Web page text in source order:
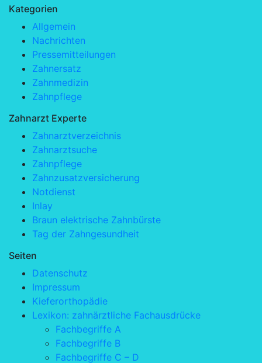
Kategorien
Allgemein
Nachrichten
Pressemitteilungen
Zahnersatz
Zahnmedizin
Zahnpflege
Zahnarzt Experte
Zahnarztverzeichnis
Zahnarztsuche
Zahnpflege
Zahnzusatzversicherung
Notdienst
Inlay
Braun elektrische Zahnbürste
Tag der Zahngesundheit
Seiten
Datenschutz
Impressum
Kieferorthopädie
Lexikon: zahnärztliche Fachausdrücke
Fachbegriffe A
Fachbegriffe B
Fachbegriffe C – D